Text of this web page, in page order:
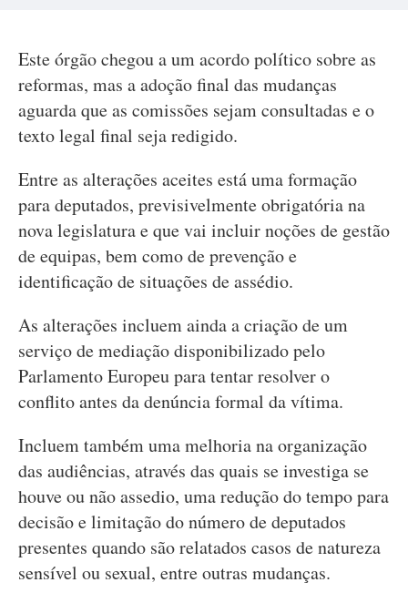
Este órgão chegou a um acordo político sobre as
reformas, mas a adoção final das mudanças
aguarda que as comissões sejam consultadas e o
texto legal final seja redigido.
Entre as alterações aceites está uma formação
para deputados, previsivelmente obrigatória na
nova legislatura e que vai incluir noções de gestão
de equipas, bem como de prevenção e
identificação de situações de assédio.
As alterações incluem ainda a criação de um
serviço de mediação disponibilizado pelo
Parlamento Europeu para tentar resolver o
conflito antes da denúncia formal da vítima.
Incluem também uma melhoria na organização
das audiências, através das quais se investiga se
houve ou não assedio, uma redução do tempo para
decisão e limitação do número de deputados
presentes quando são relatados casos de natureza
sensível ou sexual, entre outras mudanças.